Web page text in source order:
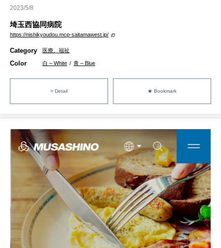
2023/5/8
埼玉西協同病院
https://nishikyoudou.mcp-saitamawest.jp/
Category 医療、福祉
Color 白 – White / 青 – Blue
> Detail ★ Bookmark